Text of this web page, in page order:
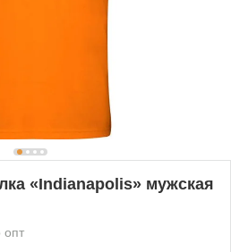
«Indianapolis» мужская
опт